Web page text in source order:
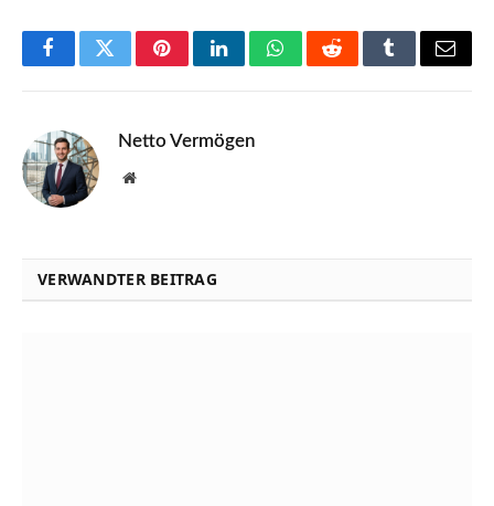
FacebookTwitterPinterestLinkedInWhatsAppRedditTumblrEmail
Netto Vermögen
Website
VERWANDTER BEITRAG